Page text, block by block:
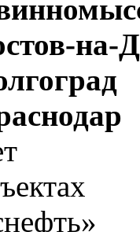
на-